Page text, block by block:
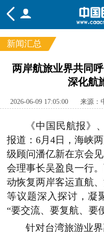
频道
要闻
航图 智库
新闻汇总
两岸航旅业界共同
深化航
2026-06-09 17:05:00 来源：
《中国民航报》
报道：6月4日，海峡
级顾问潘亿新在京会
会理事长吴盈良一行
动恢复两岸客运直航
等议题深入探讨，凝
“要交流、要复航、要
针对台湾旅游业